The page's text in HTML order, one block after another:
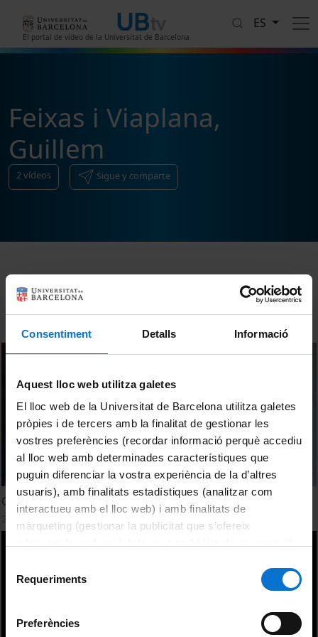
Consentiment Detalls Informació
Aquest lloc web utilitza galetes
El lloc web de la Universitat de Barcelona utilitza galetes
pròpies i de tercers amb la finalitat de gestionar les
vostres preferències (recordar informació perquè accediu
al lloc web amb determinades característiques que
puguin diferenciar la vostra experiència de la d’altres
usuaris), amb finalitats estadístiques (analitzar com
interactueu amb el lloc web) i amb finalitats de
màrqueting (gestionar la publicitat que s’ofereix
consultar laPolítica de galetes del lloc web de la
Requeriments
Preferències
El portal de vídeo de la Universitat de Barcelona
ES
Feixas i Viaplana,
Guillem
2vídeos Sigue y comparte
Ordenar
Guillem Feixas. Processar el dol en temps de coronavirus